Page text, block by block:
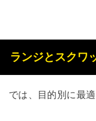
ランジとスクワ
では、目的別に最